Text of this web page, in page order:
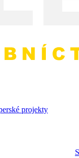
projekty